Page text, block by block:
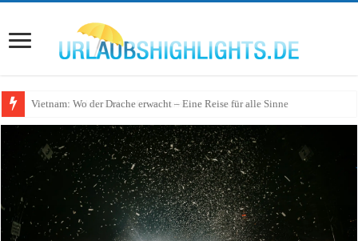
Wo lohnt sich Urlaub auf dem Wasser in Deutschland?